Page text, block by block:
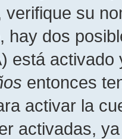
verifique su
hay dos
está
entonces
activar la
activadas,